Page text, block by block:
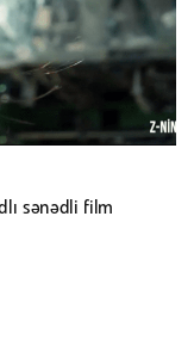
sənədli film